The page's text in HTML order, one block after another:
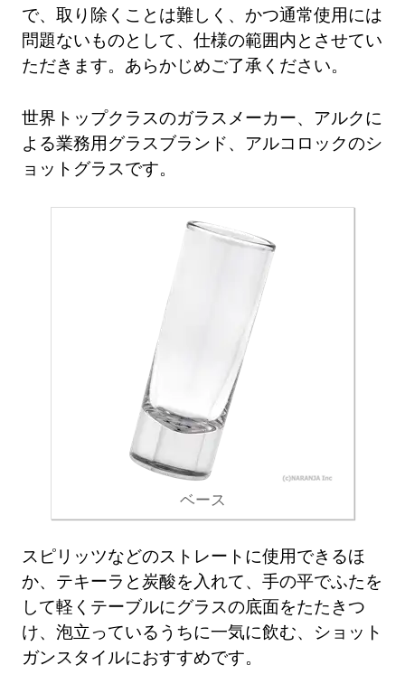
で、取り除くことは難しく、かつ通常使用には
問題ないものとして、仕様の範囲内とさせてい
ただきます。あらかじめご了承ください。
世界トップクラスのガラスメーカー、アルクに
よる業務用グラスブランド、アルコロックのシ
ョットグラスです。
ベース
スピリッツなどのストレートに使用できるほ
か、テキーラと炭酸を入れて、手の平でふたを
して軽くテーブルにグラスの底面をたたきつ
け、泡立っているうちに一気に飲む、ショット
ガンスタイルにおすすめです。